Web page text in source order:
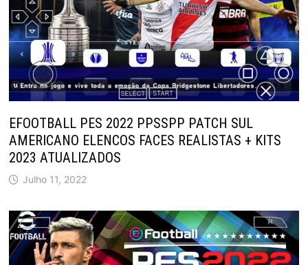
EFOOTBALL PES 2022 PPSSPP PATCH SUL
AMERICANO ELENCOS FACES REALISTAS + KITS
2023 ATUALIZADOS
Julho 11, 2022